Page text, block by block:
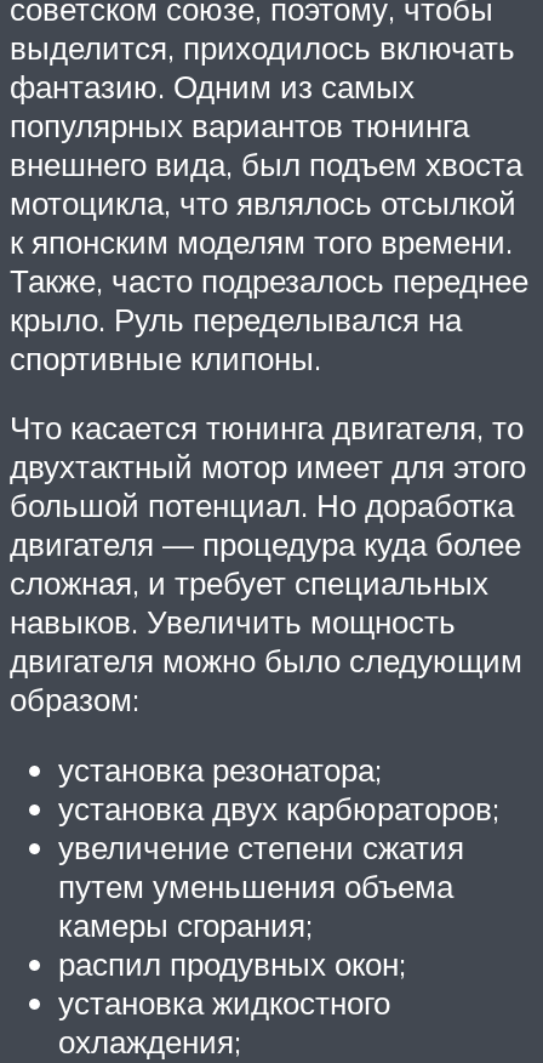
советском союзе, поэтому, чтобы
выделится, приходилось включать
фантазию. Одним из самых
популярных вариантов тюнинга
внешнего вида, был подъем хвоста
мотоцикла, что являлось отсылкой
к японским моделям того времени.
Также, часто подрезалось переднее
крыло. Руль переделывался на
спортивные клипоны.
Что касается тюнинга двигателя, то
двухтактный мотор имеет для этого
большой потенциал. Но доработка
двигателя — процедура куда более
сложная, и требует специальных
навыков. Увеличить мощность
двигателя можно было следующим
образом:
установка резонатора;
установка двух карбюраторов;
увеличение степени сжатия
путем уменьшения объема
камеры сгорания;
распил продувных окон;
установка жидкостного
охлаждения;